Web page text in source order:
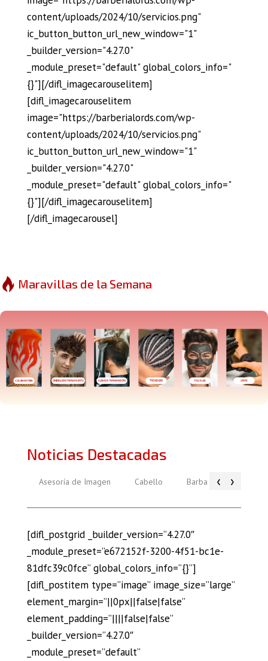
content/uploads/2024/10/servicios.png"
ic_button_button_url_new_window="1"
_builder_version="4.27.0"
_module_preset="default" global_colors_info="
{}"][/difl_imagecarouselitem]
[difl_imagecarouselitem
image="https://barberialords.com/wp-
content/uploads/2024/10/servicios.png"
ic_button_button_url_new_window="1"
_builder_version="4.27.0"
_module_preset="default" global_colors_info="
{}"][/difl_imagecarouselitem]
[/difl_imagecarousel]
Maravillas de la Semana
Noticias Destacadas
‹
Asesoría de Imagen Cabello Barba Piel
›
[difl_postgrid _builder_version=”4.27.0″
_module_preset=”e672152f-3200-4f51-bc1e-
81dfc39c0fce” global_colors_info=”{}”]
[difl_postitem type=”image” image_size=”large”
element_margin=”||0px||false|false”
element_padding=”||||false|false”
_builder_version=”4.27.0″
_module_preset=”default”